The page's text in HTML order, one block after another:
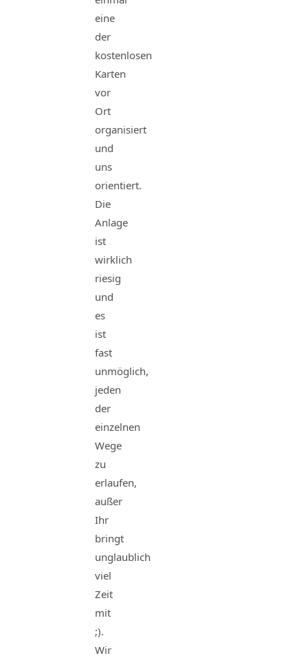
eine
der
kostenlosen
Karten
vor
Ort
organisiert
und
uns
orientiert.
Die
Anlage
ist
wirklich
riesig
und
es
ist
fast
unmöglich,
jeden
der
einzelnen
Wege
zu
erlaufen,
außer
Ihr
bringt
unglaublich
viel
Zeit
mit
;).
Wir